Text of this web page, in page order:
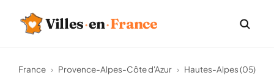
Villes·en·France
France › Provence-Alpes-Côte d'Azur › Hautes-Alpes (05)